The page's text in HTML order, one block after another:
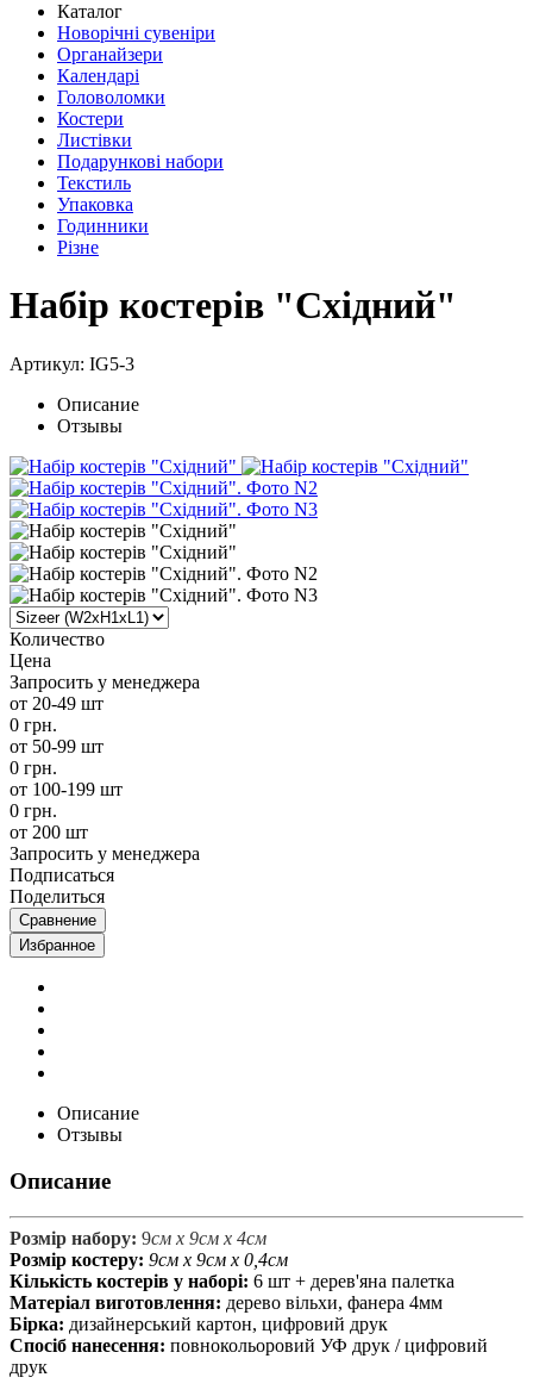
Каталог
Новорічні сувеніри
Органайзери
Календарі
Головоломки
Костери
Листівки
Подарункові набори
Текстиль
Упаковка
Годинники
Різне
Набір костерів "Східний"
Артикул: IG5-3
Описание
Отзывы
Количество
Цена
Запросить у менеджера
от 20-49 шт
0 грн.
от 50-99 шт
0 грн.
от 100-199 шт
0 грн.
от 200 шт
Запросить у менеджера
Подписаться
Поделиться
Сравнение
Избранное
Описание
Отзывы
Описание
Розмір набору: 9см х 9см х 4см
Розмір костеру: 9см х 9см х 0,4см
Кількість костерів у наборі: 6 шт + дерев'яна палетка
Матеріал виготовлення: дерево вільхи, фанера 4мм
Бірка: дизайнерський картон, цифровий друк
Спосіб нанесення: повнокольоровий УФ друк / цифровий
друк